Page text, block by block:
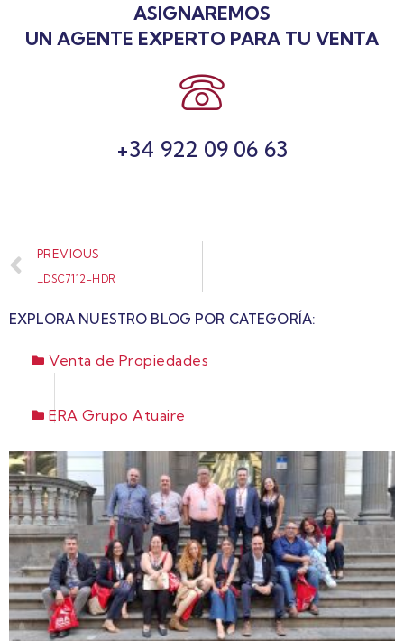
ASIGNAREMOS
UN AGENTE EXPERTO PARA TU VENTA
+34 922 09 06 63
PREVIOUS
_DSC7112-HDR
EXPLORA NUESTRO BLOG POR CATEGORÍA:
Venta de Propiedades
ERA Grupo Atuaire